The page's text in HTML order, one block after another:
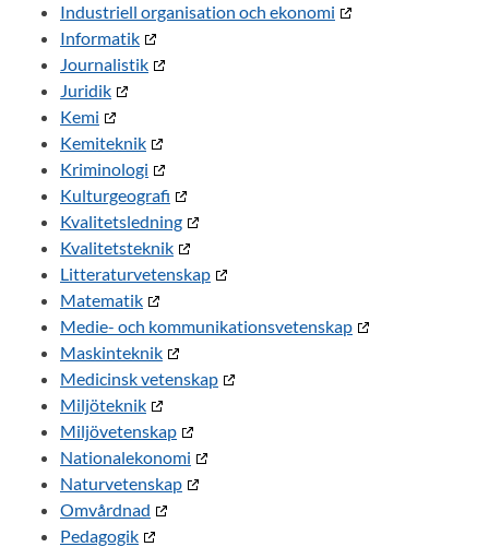
Industriell organisation och ekonomi
Informatik
Journalistik
Juridik
Kemi
Kemiteknik
Kriminologi
Kulturgeografi
Kvalitetsledning
Kvalitetsteknik
Litteraturvetenskap
Matematik
Medie- och kommunikationsvetenskap
Maskinteknik
Medicinsk vetenskap
Miljöteknik
Miljövetenskap
Nationalekonomi
Naturvetenskap
Omvårdnad
Pedagogik